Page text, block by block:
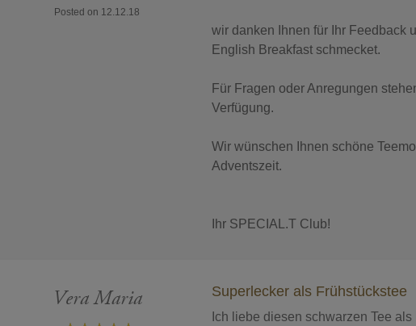
Posted on 12.12.18
wir danken Ihnen für Ihr Feedback
English Breakfast schmecket.
Für Fragen oder Anregungen
Verfügung.
Wir wünschen Ihnen schöne
Adventszeit.
Ihr SPECIAL.T Club!
Vera Maria Superlecker als Frühstückstee
Ich liebe diesen schwarzen Tee